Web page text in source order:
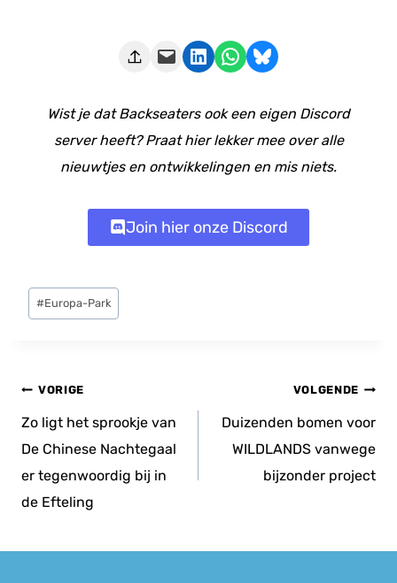
Deze pagina e-mailen Delen op LinkedIn Delen via WhatsApp Share on Bluesky
Wist je dat Backseaters ook een eigen Discord
server heeft? Praat hier lekker mee over alle
nieuwtjes en ontwikkelingen en mis niets.
Join hier onze Discord
Bericht
tags:
#Europa-Park
Bericht
navigatie
VORIGE
Zo ligt het sprookje van
De Chinese Nachtegaal
er tegenwoordig bij in
de Efteling
VOLGENDE
Duizenden bomen voor
WILDLANDS vanwege
bijzonder project